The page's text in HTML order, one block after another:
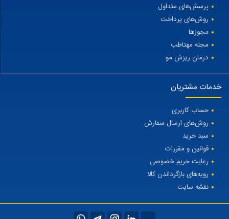
پرسش‌های متداول
روش‌های پرداخت
مجوزها
مجله مهتاطب
درمان ریزش مو
خدمات مشتریان
حساب کاربری
روش‌های ارسال سفارش
سبد خرید
قوانین و مقررات
رعایت حریم خصوصی
رویه‌های بازگرداندن کالا
نقشه سایت